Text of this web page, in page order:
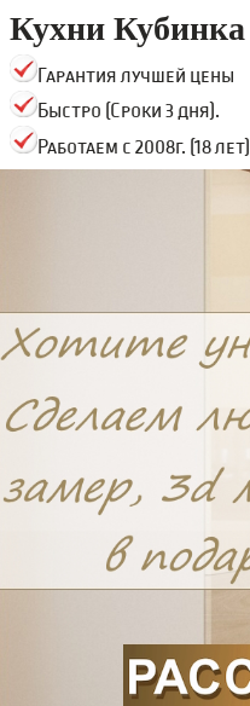
Кухни Кубинка
Гарантия лучшей цены
Быстро (Сроки 3 дня).
Работаем с 2008г. (18 лет)